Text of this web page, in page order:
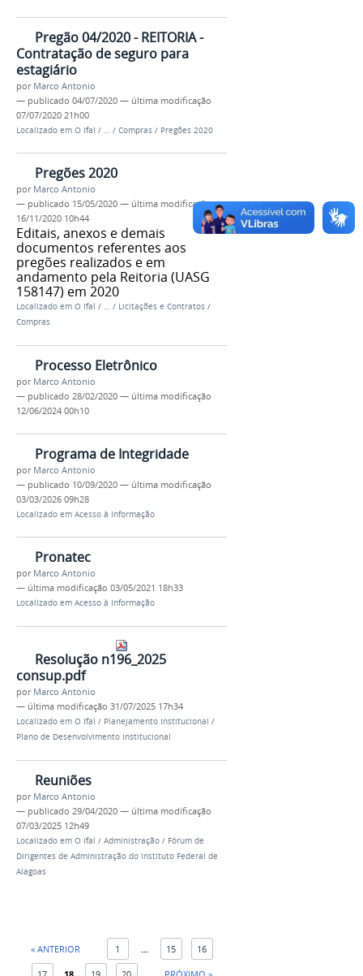
Pregão 04/2020 - REITORIA -
Contratação de seguro para
estagiário
por Marco Antonio
— publicado 04/07/2020 — última modificação
07/07/2020 21h00
Localizado em O Ifal / / Compras / Pregões 2020
Pregões 2020
por Marco Antonio
— publicado 15/05/2020 — última modificação
16/11/2020 10h44
Editais, anexos e demais
documentos referentes aos
pregões realizados e em
andamento pela Reitoria (UASG
158147) em 2020
Localizado em O Ifal / … / Licitações e Contratos /
Compras
Processo Eletrônico
por Marco Antonio
— publicado 28/02/2020 — última modificação
12/06/2024 00h10
Programa de Integridade
por Marco Antonio
— publicado 10/09/2020 — última modificação
03/03/2026 09h28
Localizado em Acesso à Informação
Pronatec
por Marco Antonio
— última modificação 03/05/2021 18h33
Localizado em Acesso à Informação
Resolução n196_2025
consup.pdf
por Marco Antonio
— última modificação 31/07/2025 17h34
Localizado em O Ifal / Planejamento Institucional /
Plano de Desenvolvimento Institucional
Reuniões
por Marco Antonio
— publicado 29/04/2020 — última modificação
07/03/2025 12h49
Localizado em O Ifal / Administração / Fórum de
Dirigentes de Administração do Instituto Federal de
Alagoas
« ANTERIOR 1 15 16